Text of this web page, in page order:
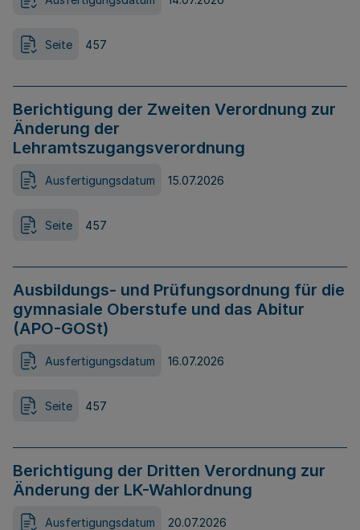
Seite 457
Berichtigung der Zweiten Verordnung zur
Änderung der
Lehramtszugangsverordnung
Ausfertigungsdatum 15.07.2026
Seite 457
Ausbildungs- und Prüfungsordnung für die
gymnasiale Oberstufe und das Abitur
(APO-GOSt)
Ausfertigungsdatum 16.07.2026
Seite 457
Berichtigung der Dritten Verordnung zur
Änderung der LK-Wahlordnung
Ausfertigungsdatum 20.07.2026